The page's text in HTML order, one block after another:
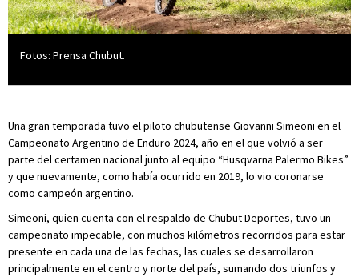
Fotos: Prensa Chubut.
Una gran temporada tuvo el piloto chubutense Giovanni Simeoni en el
Campeonato Argentino de Enduro 2024, año en el que volvió a ser
parte del certamen nacional junto al equipo “Husqvarna Palermo Bikes”
y que nuevamente, como había ocurrido en 2019, lo vio coronarse
como campeón argentino.
Simeoni, quien cuenta con el respaldo de Chubut Deportes, tuvo un
campeonato impecable, con muchos kilómetros recorridos para estar
presente en cada una de las fechas, las cuales se desarrollaron
principalmente en el centro y norte del país, sumando dos triunfos y